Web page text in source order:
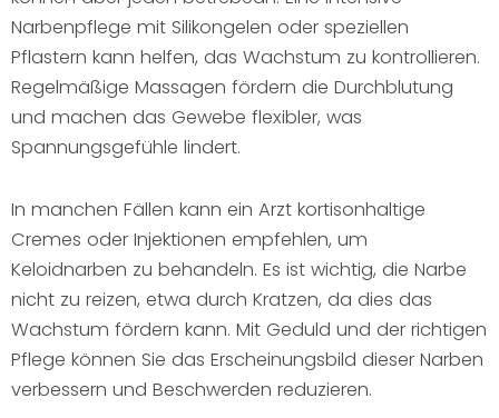
Narbenpflege mit Silikongelen oder speziellen
Pflastern kann helfen, das Wachstum zu kontrollieren.
Regelmäßige Massagen fördern die Durchblutung
und machen das Gewebe flexibler, was
Spannungsgefühle lindert.
In manchen Fällen kann ein Arzt kortisonhaltige
Cremes oder Injektionen empfehlen, um
Keloidnarben zu behandeln. Es ist wichtig, die Narbe
nicht zu reizen, etwa durch Kratzen, da dies das
Wachstum fördern kann. Mit Geduld und der richtigen
Pflege können Sie das Erscheinungsbild dieser Narben
verbessern und Beschwerden reduzieren.